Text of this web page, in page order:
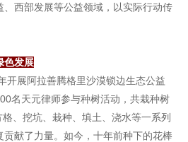
西部发展等公益领域，以实际行动传
色发展
开展阿拉善腾格里沙漠锁边生态公益
名天元律师参与种树活动，共栽种树
、挖坑、栽种、填土、浇水等一系列
献了力量。如今，十年前种下的花棒